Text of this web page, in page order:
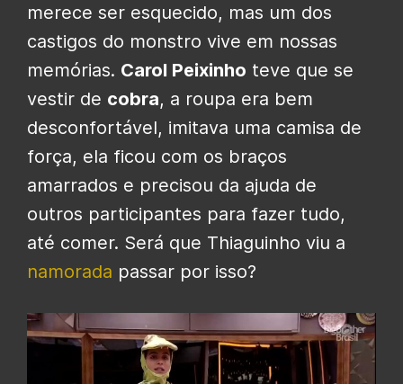
merece ser esquecido, mas um dos
castigos do monstro vive em nossas
memórias. Carol Peixinho teve que se
vestir de cobra, a roupa era bem
desconfortável, imitava uma camisa de
força, ela ficou com os braços
amarrados e precisou da ajuda de
outros participantes para fazer tudo,
até comer. Será que Thiaguinho viu a
namorada passar por isso?